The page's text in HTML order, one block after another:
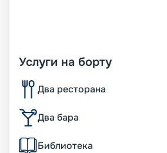
Услуги на борту
Два ресторана
Два бара
Библиотека